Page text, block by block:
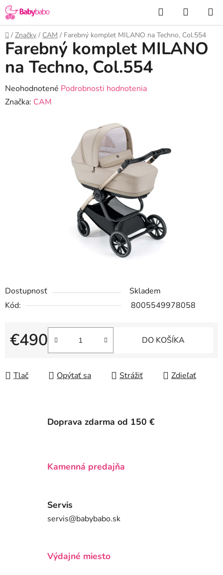
Prejsť
na
obsah
Hľadať
KOŠÍK
Domov
/ Značky / CAM / Farebný komplet MILANO na Techno, Col.554
Dostupnosť
Skladem
Kód:
8005549978058
€490
Jednotková cena:
DO KOŠÍKA
Tlač Opýtať sa Strážiť Zdieľať
Farebný komplet MILANO
na Techno, Col.554
Priemerné
hodnotenie
Neohodnotené Podrobnosti hodnotenia
Značka: CAM
Doprava zdarma od 150 €
Kamenná predajňa
Servis
servis@babybabo.sk
Výdajné miesto